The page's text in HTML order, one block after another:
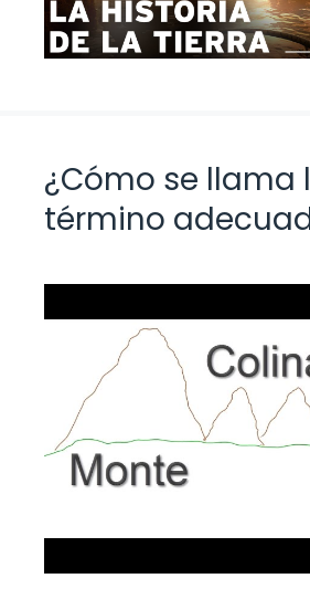
¿Cómo se
término